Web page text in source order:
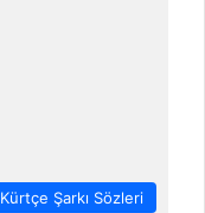
Kürtçe Şarkı Sözleri